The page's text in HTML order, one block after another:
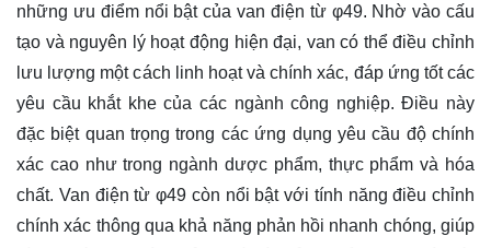
những ưu điểm nổi bật của van điện từ φ49. Nhờ vào cấu
tạo và nguyên lý hoạt động hiện đại, van có thể điều chỉnh
lưu lượng một cách linh hoạt và chính xác, đáp ứng tốt các
yêu cầu khắt khe của các ngành công nghiệp. Điều này
đặc biệt quan trọng trong các ứng dụng yêu cầu độ chính
xác cao như trong ngành dược phẩm, thực phẩm và hóa
chất. Van điện từ φ49 còn nổi bật với tính năng điều chỉnh
chính xác thông qua khả năng phản hồi nhanh chóng, giúp